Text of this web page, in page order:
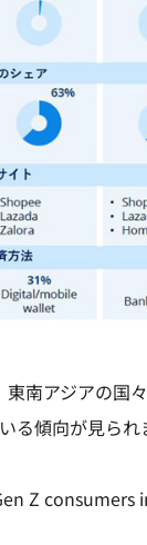
南アジアの国
る傾向が見られ
Z consumers